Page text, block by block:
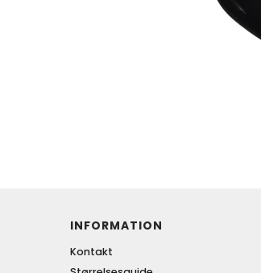
INFORMATION
Kontakt